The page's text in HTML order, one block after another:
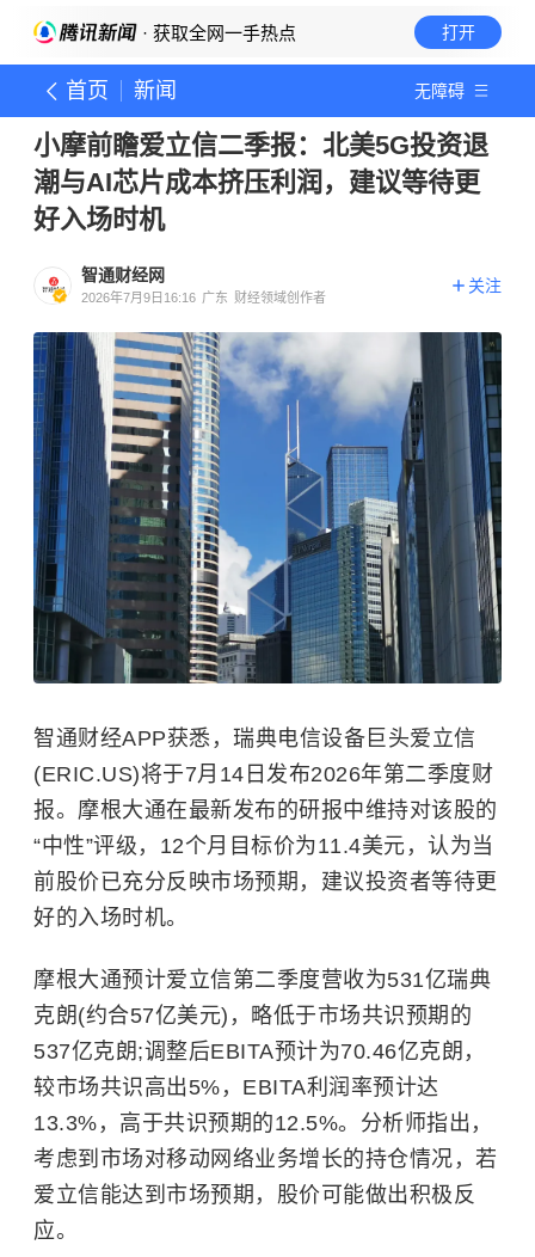
· 获取全网一手热点 打开
首页 新闻 无障碍
小摩前瞻爱立信二季报：北美5G投资退
潮与AI芯片成本挤压利润，建议等待更
好入场时机
智通财经网
2026年7月9日16:16 广东 财经领域创作者
关注
智通财经APP获悉，瑞典电信设备巨头爱立信
(ERIC.US)将于7月14日发布2026年第二季度财
报。摩根大通在最新发布的研报中维持对该股的
“中性”评级，12个月目标价为11.4美元，认为当
前股价已充分反映市场预期，建议投资者等待更
好的入场时机。
摩根大通预计爱立信第二季度营收为531亿瑞典
克朗(约合57亿美元)，略低于市场共识预期的
537亿克朗;调整后EBITA预计为70.46亿克朗，
较市场共识高出5%，EBITA利润率预计达
13.3%，高于共识预期的12.5%。分析师指出，
考虑到市场对移动网络业务增长的持仓情况，若
爱立信能达到市场预期，股价可能做出积极反
应。